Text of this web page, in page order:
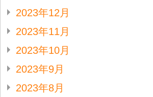
2023年12月
2023年11月
2023年10月
2023年9月
2023年8月